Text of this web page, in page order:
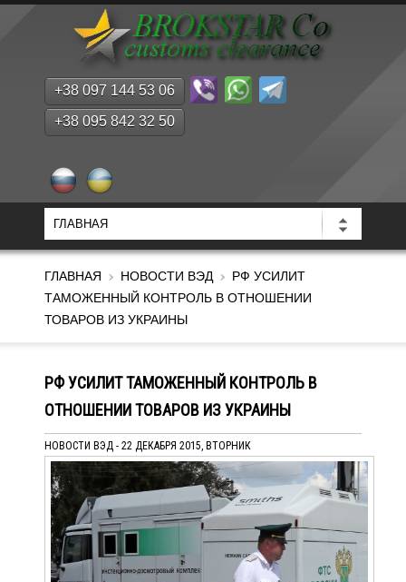
+38 097 144 53 06
+38 095 842 32 50
ГЛАВНАЯ НОВОСТИ ВЭД
РФ УСИЛИТ
ТАМОЖЕННЫЙ КОНТРОЛЬ В ОТНОШЕНИИ
ТОВАРОВ ИЗ УКРАИНЫ
РФ УСИЛИТ ТАМОЖЕННЫЙ КОНТРОЛЬ В
ОТНОШЕНИИ ТОВАРОВ ИЗ УКРАИНЫ
НОВОСТИ ВЭД - 22 ДЕКАБРЯ 2015, ВТОРНИК